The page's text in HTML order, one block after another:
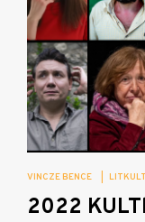
VINCZE BENCE
2022